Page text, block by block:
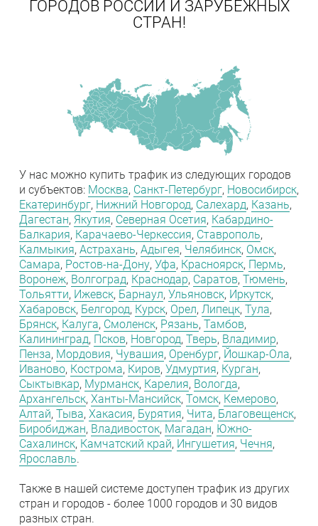
ГОРОДОВ РОССИИ И ЗАРУБЕЖНЫХ
СТРАН!
У нас можно купить трафик из следующих городов
и субъектов: Москва, Санкт-Петербург, Новосибирск,
Екатеринбург, Нижний Новгород, Салехард, Казань,
Дагестан, Якутия, Северная Осетия, Кабардино-
Балкария, Карачаево-Черкессия, Ставрополь,
Калмыкия, Астрахань, Адыгея, Челябинск, Омск,
Самара, Ростов-на-Дону, Уфа, Красноярск, Пермь,
Воронеж, Волгоград, Краснодар, Саратов, Тюмень,
Тольятти, Ижевск, Барнаул, Ульяновск, Иркутск,
Хабаровск, Белгород, Курск, Орел, Липецк, Тула,
Брянск, Калуга, Смоленск, Рязань, Тамбов,
Калининград, Псков, Новгород, Тверь, Владимир,
Пенза, Мордовия, Чувашия, Оренбург, Йошкар-Ола,
Иваново, Кострома, Киров, Удмуртия, Курган,
Сыктывкар, Мурманск, Карелия, Вологда,
Архангельск, Ханты-Мансийск, Томск, Кемерово,
Алтай, Тыва, Хакасия, Бурятия, Чита, Благовещенск,
Биробиджан, Владивосток, Магадан, Южно-
Сахалинск, Камчатский край, Ингушетия, Чечня,
Ярославль.
Также в нашей системе доступен трафик из других
стран и городов - более 1000 городов и 30 видов
разных стран.